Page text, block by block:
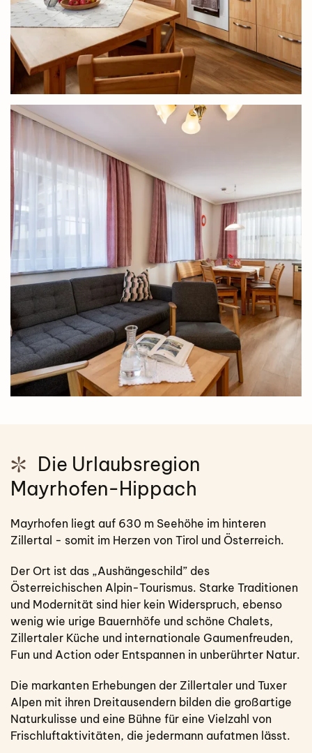
Die Urlaubsregion
Mayrhofen-Hippach
Mayrhofen liegt auf 630 m Seehöhe im hinteren
Zillertal - somit im Herzen von Tirol und Österreich.
Der Ort ist das „Aushängeschild” des
Österreichischen Alpin-Tourismus. Starke Traditionen
und Modernität sind hier kein Widerspruch, ebenso
wenig wie urige Bauernhöfe und schöne Chalets,
Zillertaler Küche und internationale Gaumenfreuden,
Fun und Action oder Entspannen in unberührter Natur.
Die markanten Erhebungen der Zillertaler und Tuxer
Alpen mit ihren Dreitausendern bilden die großartige
Naturkulisse und eine Bühne für eine Vielzahl von
Frischluftaktivitäten, die jedermann aufatmen lässt.